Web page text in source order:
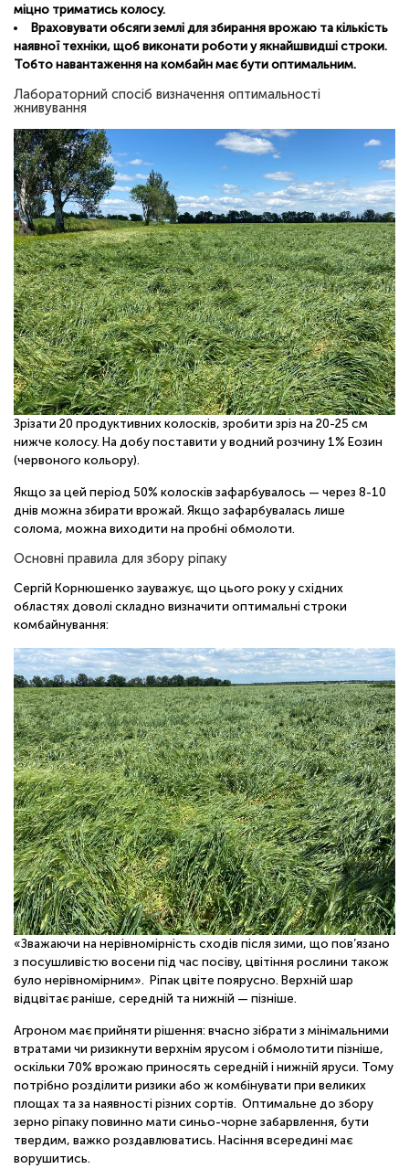
міцно триматись колосу.
Враховувати обсяги землі для збирання врожаю та кількість
наявної техніки, щоб виконати роботи у якнайшвидші строки.
Тобто навантаження на комбайн має бути оптимальним.
Лабораторний спосіб визначення оптимальності
жнивування
Зрізати 20 продуктивних колосків, зробити зріз на 20-25 см
нижче колосу. На добу поставити у водний розчину 1% Еозин
(червоного кольору).
Якщо за цей період 50% колосків зафарбувалось — через 8-10
днів можна збирати врожай. Якщо зафарбувалась лише
солома, можна виходити на пробні обмолоти.
Основні правила для збору ріпаку
Сергій Корнюшенко зауважує, що цього року у східних
областях доволі складно визначити оптимальні строки
комбайнування:
«Зважаючи на нерівномірність сходів після зими, що пов’язано
з посушливістю восени під час посіву, цвітіння рослини також
було нерівномірним». Ріпак цвіте поярусно. Верхній шар
відцвітає раніше, середній та нижній — пізніше.
Агроном має прийняти рішення: вчасно зібрати з мінімальними
втратами чи ризикнути верхнім ярусом і обмолотити пізніше,
оскільки 70% врожаю приносять середній і нижній яруси. Тому
потрібно розділити ризики або ж комбінувати при великих
площах та за наявності різних сортів. Оптимальне до збору
зерно ріпаку повинно мати синьо-чорне забарвлення, бути
твердим, важко роздавлюватись. Насіння всередині має
ворушитись.